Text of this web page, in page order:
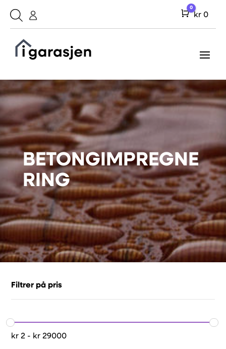
Cart
0
kr 0
BETONGIMPREGNE
RING
Filtrer på pris
kr 2 - kr 29000